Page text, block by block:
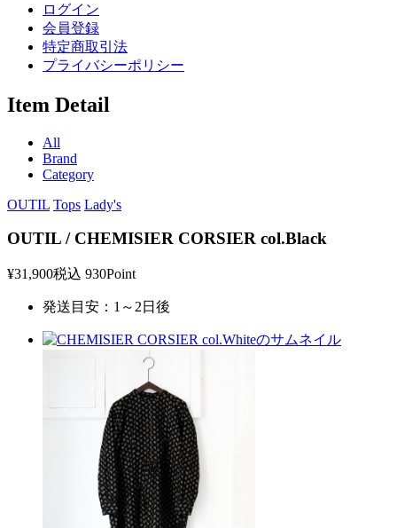
ログイン
会員登録
特定商取引法
プライバシーポリシー
Item Detail
All
Brand
Category
OUTIL Tops Lady's
OUTIL / CHEMISIER CORSIER col.Black
¥31,900税込 930Point
発送目安：1～2日後